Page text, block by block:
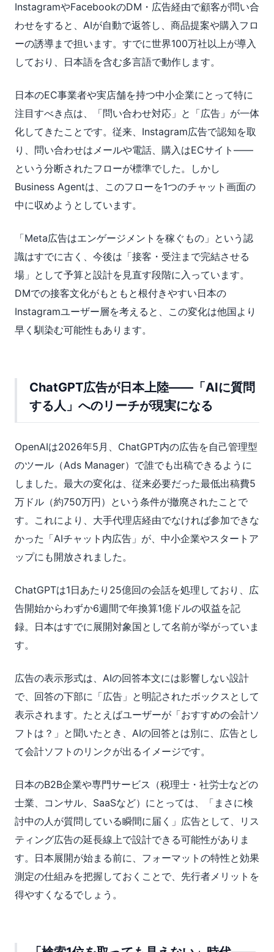
InstagramやFacebookのDM・広告経由で顧客が問い合
わせをすると、AIが自動で返答し、商品提案や購入フロ
ーの誘導まで担います。すでに世界100万社以上が導入
しており、日本語を含む多言語で動作します。
日本のEC事業者や実店舗を持つ中小企業にとって特に
注目すべき点は、「問い合わせ対応」と「広告」が一体
化してきたことです。従来、Instagram広告で認知を取
り、問い合わせはメールや電話、購入はECサイト——
という分断されたフローが標準でした。しかし
Business Agentは、このフローを1つのチャット画面の
中に収めようとしています。
「Meta広告はエンゲージメントを稼ぐもの」という認
識はすでに古く、今後は「接客・受注まで完結させる
場」として予算と設計を見直す段階に入っています。
DMでの接客文化がもともと根付きやすい日本の
Instagramユーザー層を考えると、この変化は他国より
早く馴染む可能性もあります。
ChatGPT広告が日本上陸——「AIに質問
する人」へのリーチが現実になる
OpenAIは2026年5月、ChatGPT内の広告を自己管理型
のツール（Ads Manager）で誰でも出稿できるように
しました。最大の変化は、従来必要だった最低出稿費5
万ドル（約750万円）という条件が撤廃されたことで
す。これにより、大手代理店経由でなければ参加できな
かった「AIチャット内広告」が、中小企業やスタートア
ップにも開放されました。
ChatGPTは1日あたり25億回の会話を処理しており、広
告開始からわずか6週間で年換算1億ドルの収益を記
録。日本はすでに展開対象国として名前が挙がっていま
す。
広告の表示形式は、AIの回答本文には影響しない設計
で、回答の下部に「広告」と明記されたボックスとして
表示されます。たとえばユーザーが「おすすめの会計ソ
フトは？」と聞いたとき、AIの回答とは別に、広告とし
て会計ソフトのリンクが出るイメージです。
日本のB2B企業や専門サービス（税理士・社労士などの
士業、コンサル、SaaSなど）にとっては、「まさに検
討中の人が質問している瞬間に届く」広告として、リス
ティング広告の延長線上で設計できる可能性がありま
す。日本展開が始まる前に、フォーマットの特性と効果
測定の仕組みを把握しておくことで、先行者メリットを
得やすくなるでしょう。